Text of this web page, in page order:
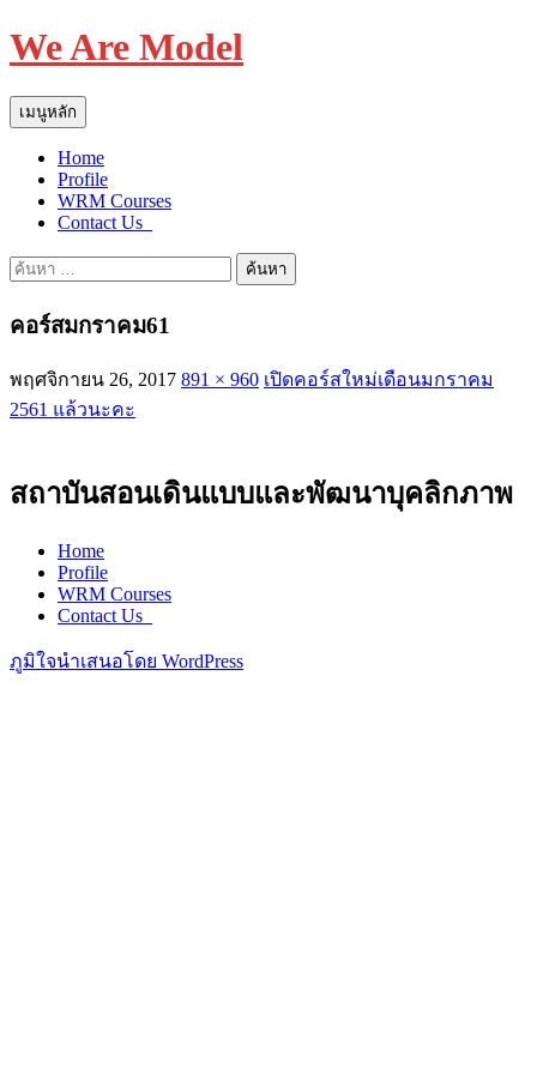
We Are Model
ค้นหา
เมนูหลัก
ยัง
เนื้อหา
Home
Profile
WRM Courses
Contact Us_
ค้นหา
คอร์สมกราคม61
พฤศจิกายน 26, 2017 891 × 960 เปิดคอร์สใหม่เดือนมกราคม
2561 แล้วนะคะ
สถาบันสอนเดินแบบและพัฒนาบุคลิกภาพ
Home
Profile
WRM Courses
Contact Us_
ภูมิใจนำเสนอโดย WordPress